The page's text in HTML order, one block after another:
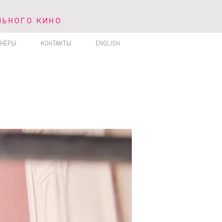
КОНТАКТЫ ENGLISH
КИНО
КИНО